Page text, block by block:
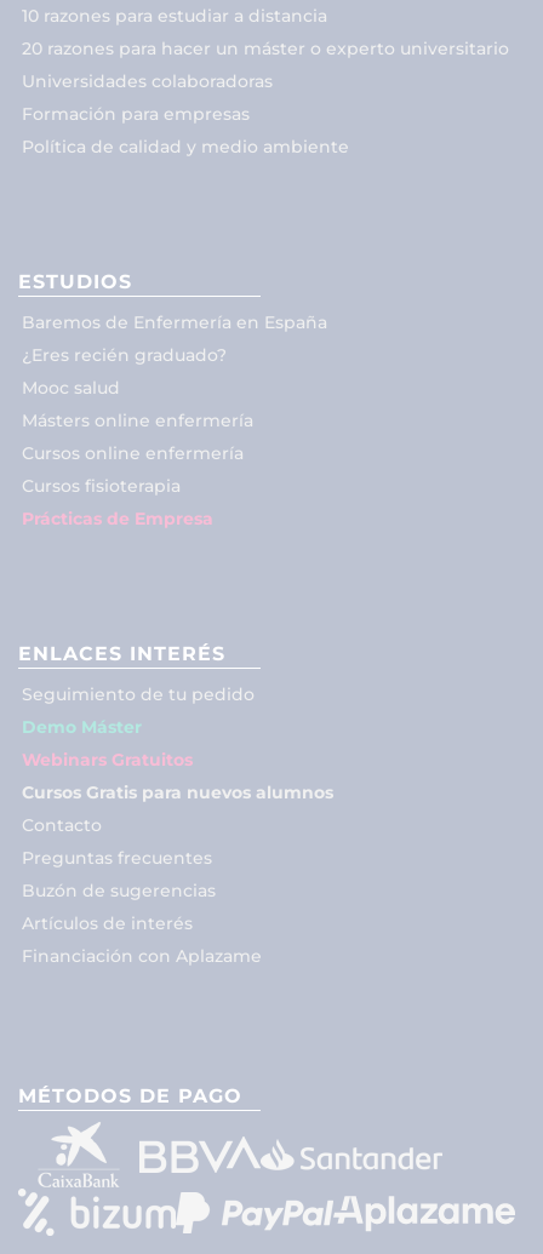
10 razones para estudiar a distancia
20 razones para hacer un máster o experto universitario
Universidades colaboradoras
Formación para empresas
Política de calidad y medio ambiente
ESTUDIOS
Baremos de Enfermería en España
¿Eres recién graduado?
Mooc salud
Másters online enfermería
Cursos online enfermería
Cursos fisioterapia
Prácticas de Empresa
ENLACES INTERÉS
Seguimiento de tu pedido
Demo Máster
Webinars Gratuitos
Cursos Gratis para nuevos alumnos
Contacto
Preguntas frecuentes
Buzón de sugerencias
Artículos de interés
Financiación con Aplazame
MÉTODOS DE PAGO